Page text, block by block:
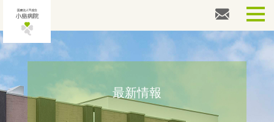
外来診察専用番号
026-217-3861
健診・ドック専用番号
その他お問い合わせ
最新情報